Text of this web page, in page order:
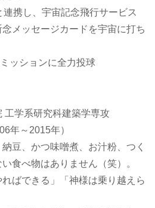
携し、宇宙記念飛行サービス
メッセージカードを宇宙に打ち
ッションに全力投球
工学系研究科建築学専攻
年～2015年）
豆、かつ味噌煮、お汁粉、つく
食べ物はありません（笑）。
ればできる」「神様は乗り越えら